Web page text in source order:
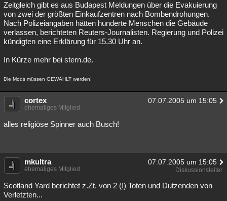
Zeitgleich gibt es aus Budapest Meldungen über die Evakuierung
von zwei der größten Einkaufzentren nach Bombendrohungen.
Nach Polizeiangaben hätten hunderte Menschen die Gebäude
verlassen, berichteten Reuters-Journalisten. Regierung und Polizei
kündigten eine Erklärung für 15.30 Uhr an.
In Kürze mehr bei stern.de.
Die Mods müssen GEWÄHLT werden!
cortex 07.07.2005 um 15:05
ehemaliges Mitglied
alles religiöse Spinner auch Busch!
mkultra 07.07.2005 um 15:05
ehemaliges Mitglied Diskussionsleiter
Scotland Yard berichtet z.Zt. von 2 (!) Toten und Dutzenden von
Verletzten...